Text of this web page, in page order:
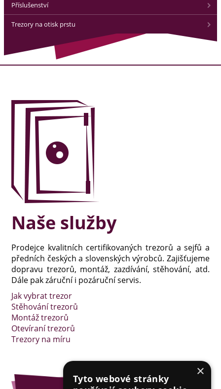
Příslušenství
Trezory na otisk prstu
Naše služby
Prodejce kvalitních certifikovaných trezorů a sejfů a
předních českých a slovenských výrobců. Zajišťujeme
dopravu trezorů, montáž, zazdívání, stěhování, atd.
Dále pak záruční i pozáruční servis.
Jak vybrat trezor
Stěhování trezorů
Montáž trezorů
Otevíraní trezorů
Trezory na míru
×
Tyto webové stránky